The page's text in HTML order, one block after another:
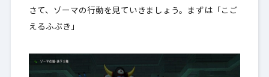
さて、ゾーマの行動を見ていきましょう。まずは「こご
えるふぶき」